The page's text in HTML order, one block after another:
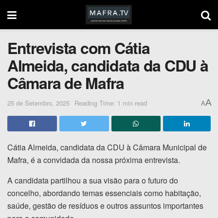
Entrevista com Cátia
Almeida, candidata da CDU à
Câmara de Mafra
25 de Setembro, 2025 Reading Time: 1 min read AA
Cátia Almeida, candidata da CDU à Câmara Municipal de
Mafra, é a convidada da nossa próxima entrevista.
A candidata partilhou a sua visão para o futuro do
concelho, abordando temas essenciais como habitação,
saúde, gestão de resíduos e outros assuntos importantes